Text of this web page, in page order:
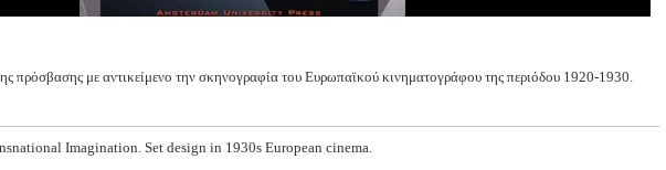
πρόσβασης με αντικείμενο την σκηνογραφία του Ευρωπαϊκού κινηματογράφου της περιόδου 1920-1930.
Imagination. Set design in 1930s European cinema.